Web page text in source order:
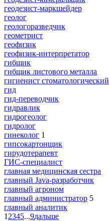
геодезист-маркшейдер
геолог
геологоразведчик
геометрист
геофизик
геофизик-интерпретатор
гибщик
гибщик листового металла
гигиенист стоматологический
гид
гид-переводчик
гидравлик
гидрогеолог
гидролог
гинеколог 1
гипсокартонщик
гирудотерапевт
ГИС-специалист
главная медицинская сестра
главный Java-разработчик
главный агроном
главный администратор 5
главный аналитик
1 2345...9дальше